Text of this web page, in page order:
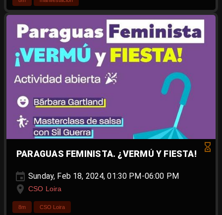
PARAGUAS FEMINISTA. ¿VERMÚ Y FIESTA!
Sunday, Feb 18, 2024, 01:30 PM-06:00 PM
CSO Loira
8m CSO Loira